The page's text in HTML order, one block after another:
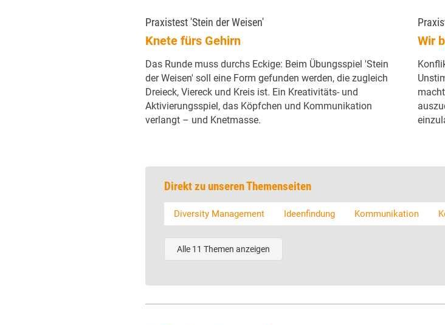
Praxistest 'Stein der Weisen'
Knete fürs Gehirn
Das Runde muss durchs Eckige: Beim Übungsspiel 'Stein
der Weisen' soll eine Form gefunden werden, die zugleich
Dreieck, Viereck und Kreis ist. Ein Kreativitäts- und
Aktivierungsspiel, das Köpfchen und Kommunikation
verlangt – und Knetmasse.
Wir
Direkt zu unseren Themenseiten
Diversity Management Ideenfindung Kommunikation
Alle 11 Themen anzeigen